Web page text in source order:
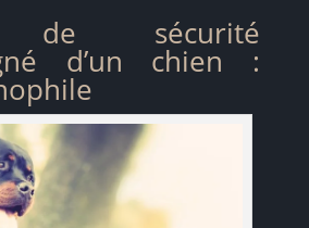
de sécurité
d’un chien :